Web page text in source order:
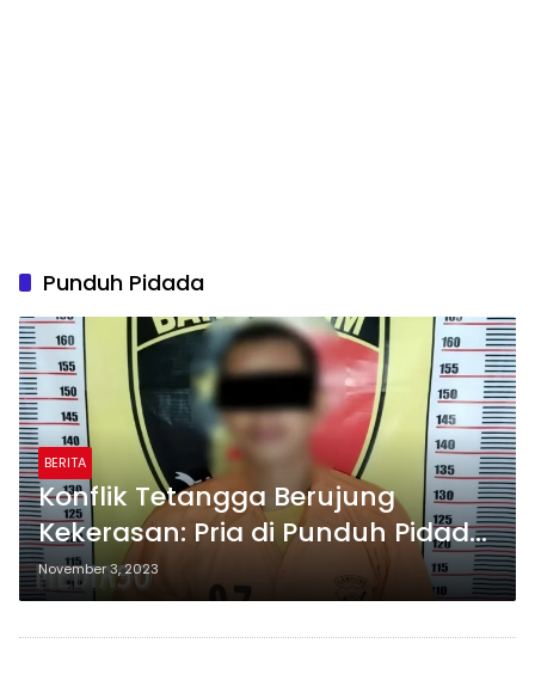
Punduh Pidada
BERITA
Konflik Tetangga Berujung
Kekerasan: Pria di Punduh Pidada
Pesawaran Bacok Tetangganya
Lima Kali Setelah Ayamnya Diusir
November 3, 2023